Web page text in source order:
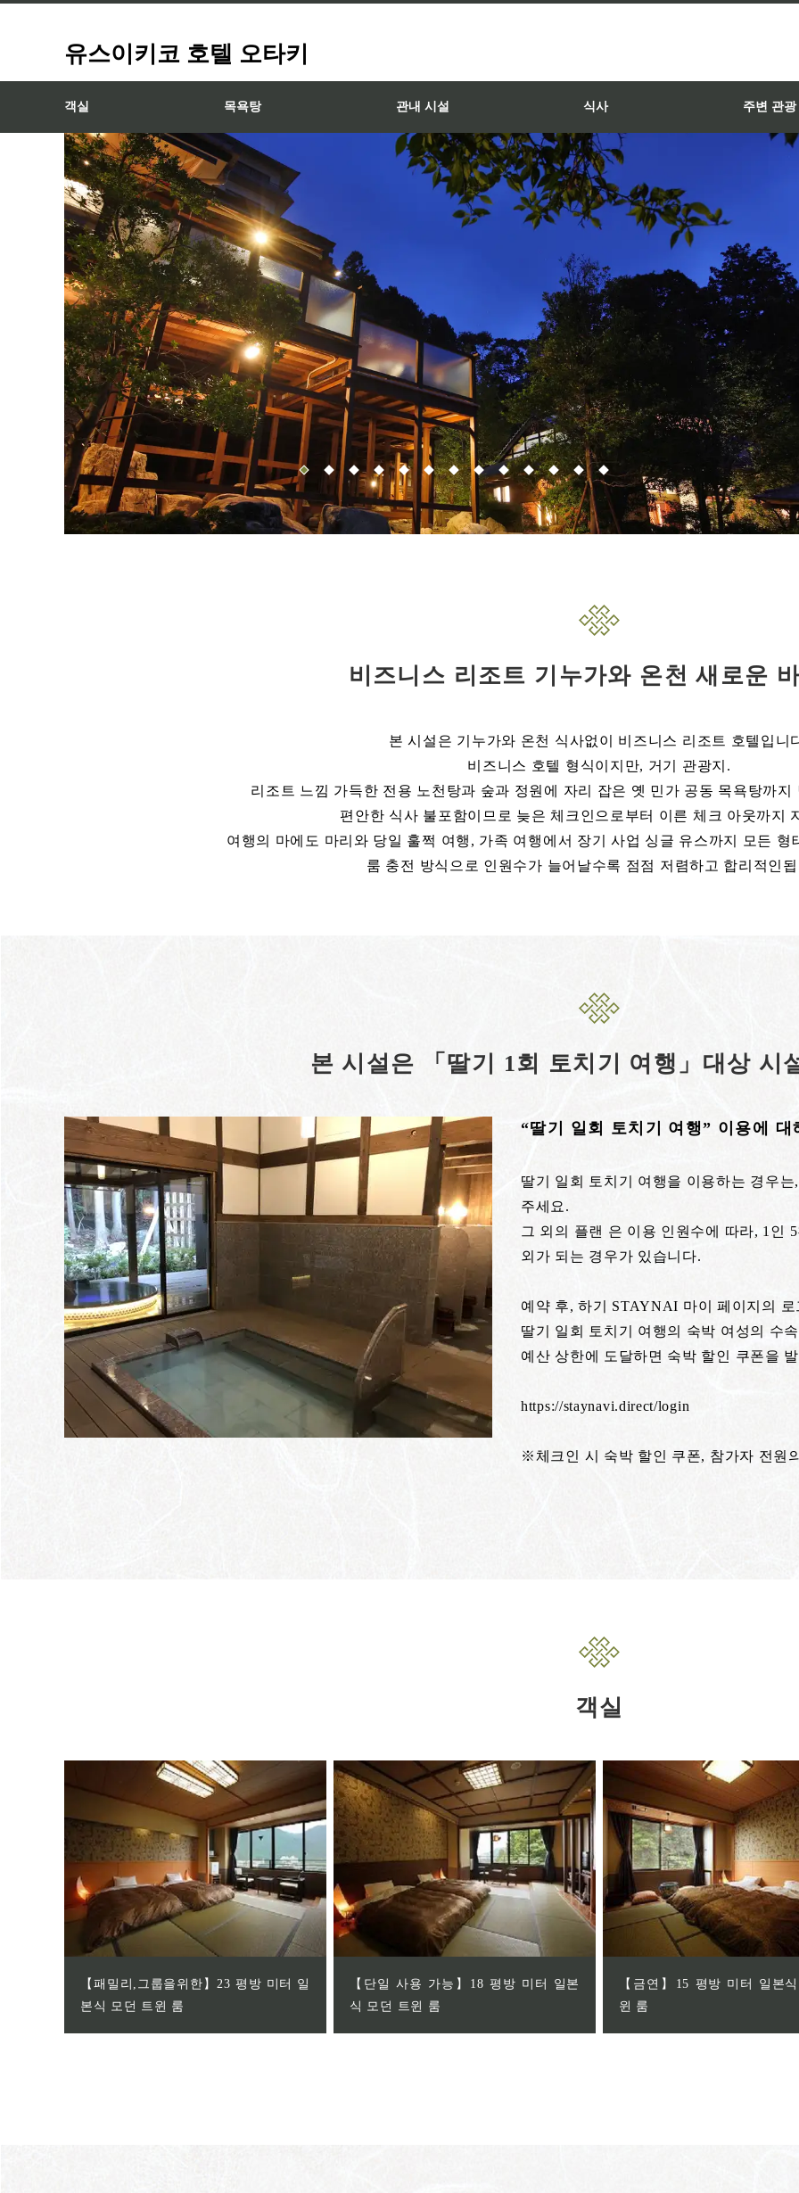
유스이키코 호텔 오타키
객실 목욕탕 관내 시설 식사 주변 관광
비즈니스 리조트 기누가와 온천 새로운
본 시설은 기누가와 온천 식사없이 비즈니스 리조트 호텔입니
비즈니스 호텔 형식이지만, 거기 관광지.
리조트 느낌 가득한 전용 노천탕과 숲과 정원에 자리 잡은 옛 민가 공동 목욕탕까지
편안한 식사 불포함이므로 늦은 체크인으로부터 이른 체크 아웃까지
여행의 마에도 마리와 당일 훌쩍 여행, 가족 여행에서 장기 사업 싱글 유스까지 모든 형
룸 충전 방식으로 인원수가 늘어날수록 점점 저렴하고 합리적인
본 시설은 「딸기 1회 토치기 여행」대상 시
“딸기 일회 토치기 여행” 이용에 대
딸기 일회 토치기 여행을 이용하는 경우
주세요.
그 외의 플랜 은 이용 인원수에 따라, 1인
외가 되는 경우가 있습니다.
예약 후, 하기 STAYNAI 마이 페이지의
딸기 일회 토치기 여행의 숙박 여성의 수
예산 상한에 도달하면 숙박 할인 쿠폰을
https://staynavi.direct/login
※체크인 시 숙박 할인 쿠폰, 참가자 전원
객실
【패밀리,그룹을위한】23 평방 미터 일
본식 모던 트윈 룸
【단일 사용 가능】18 평방 미터 일본
식 모던 트윈 룸
【금연】15 평방 미터 일본
윈 룸